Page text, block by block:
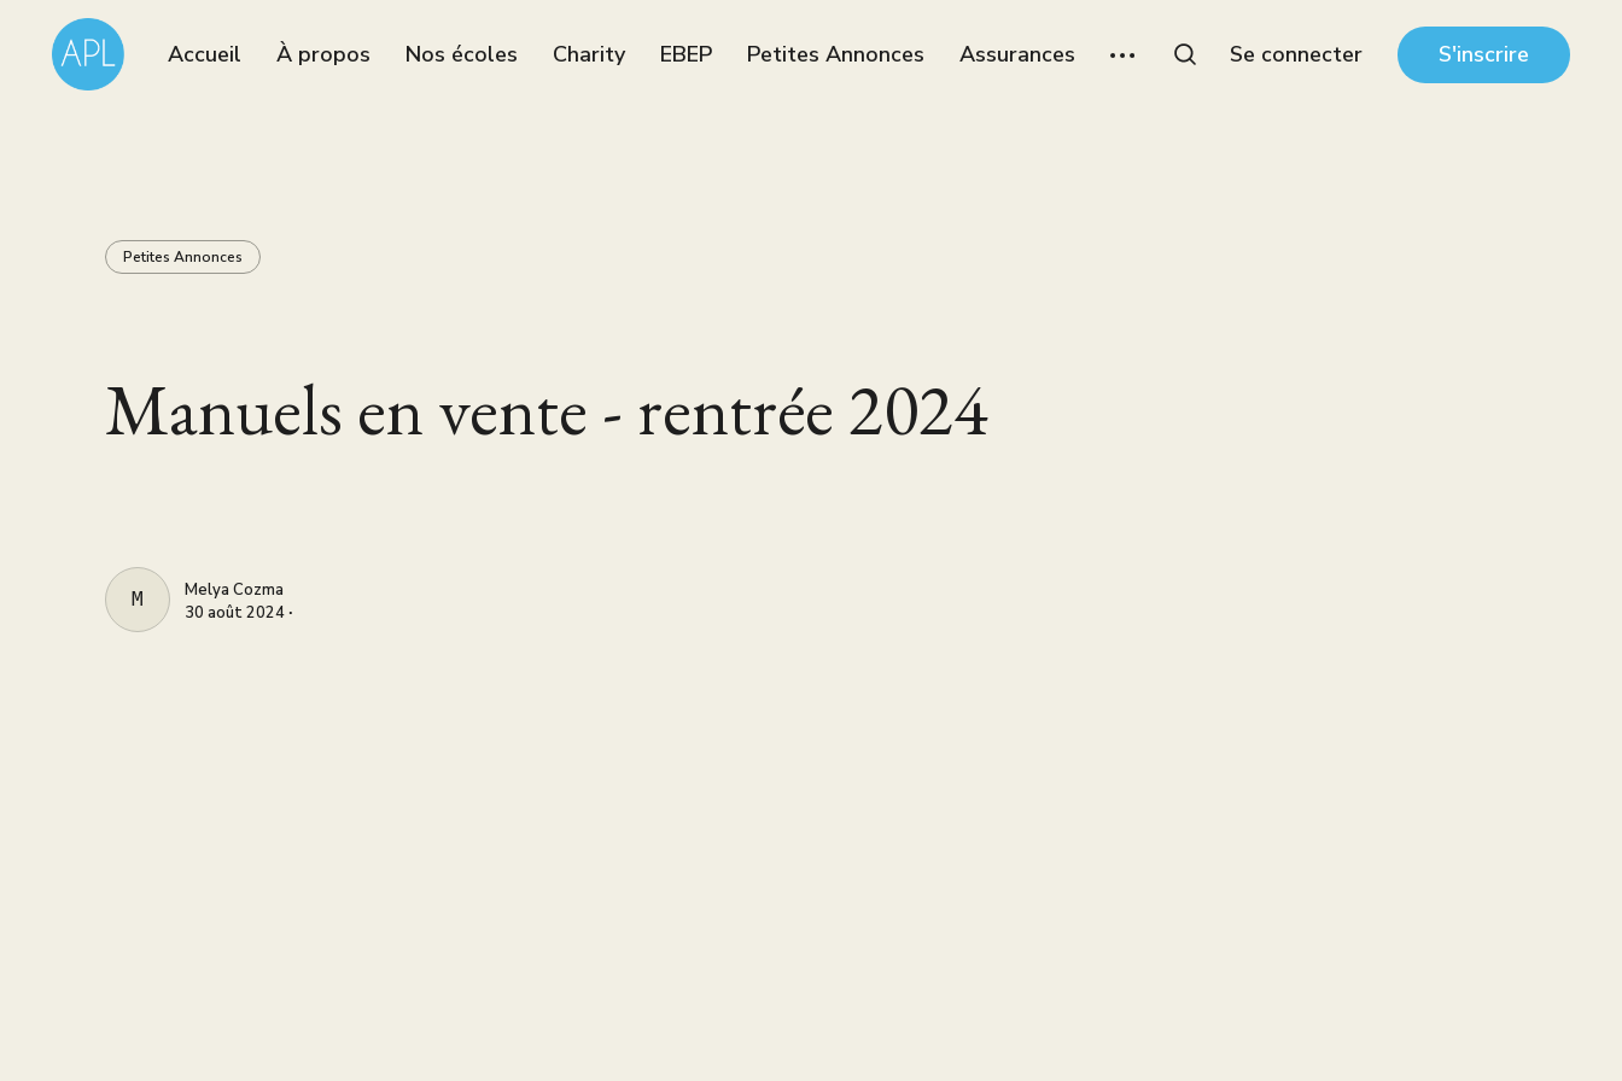
Accueil À propos Nos écoles Charity EBEP Petites Annonces Assurances Se connecter S'inscrire
Petites Annonces
Manuels en vente - rentrée 2024
MELYA COZMA
Melya Cozma
30 août 2024 ∙